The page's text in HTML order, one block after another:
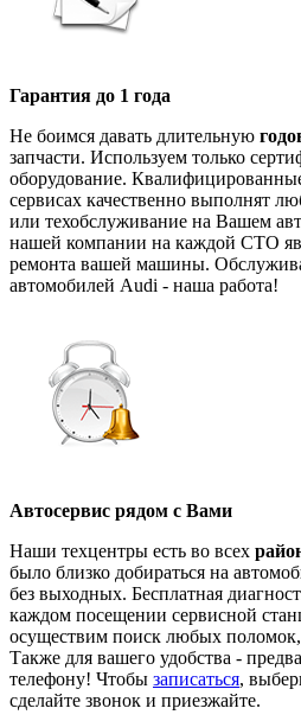
Гарантия до 1 года
Не боимся давать длительную
запчасти. Используем только
оборудование.
сервисах качественно выполнят
или техобслуживание на Вашем
нашей компании на каждой СТО
ремонта вашей машины.
автомобилей Audi - наша работа!
Автосервис рядом с Вами
Наши техцентры есть во всех
было близко добираться на
без выходных. Бесплатная
каждом посещении сервисной
осуществим поиск любых поломок,
Также для вашего удобства -
телефону! Чтобы записаться,
сделайте звонок и приезжайте.